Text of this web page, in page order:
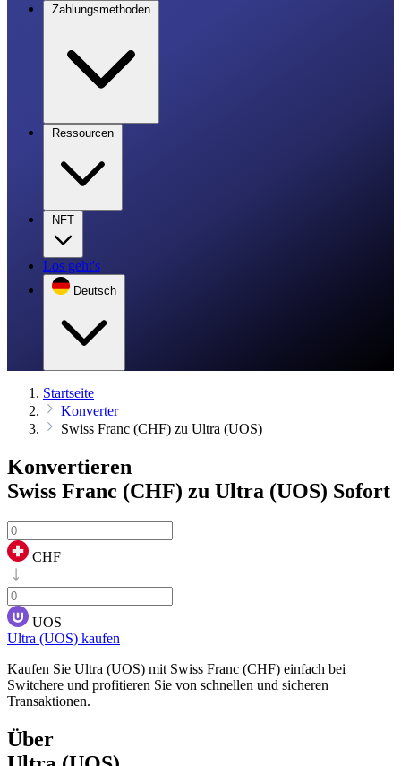
Zahlungsmethoden
Ressourcen
NFT
Los geht's
Deutsch
Startseite
Konverter
Swiss Franc (CHF) zu Ultra (UOS)
Konvertieren
Swiss Franc (CHF) zu Ultra (UOS) Sofort
CHF
UOS
Ultra (UOS) kaufen
Kaufen Sie Ultra (UOS) mit Swiss Franc (CHF) einfach bei
Switchere und profitieren Sie von schnellen und sicheren
Transaktionen.
Über